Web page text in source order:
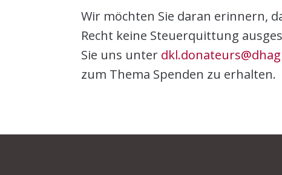
Wir möchten Sie daran erinnern,
Recht keine Steuerquittung
Sie uns unter
zum Thema Spenden zu erhalten.